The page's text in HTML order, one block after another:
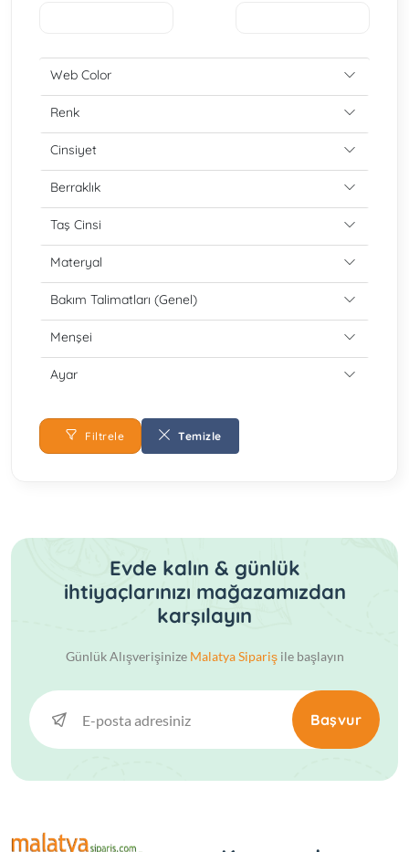
Web Color
Renk
Cinsiyet
Berraklık
Taş Cinsi
Materyal
Bakım Talimatları (Genel)
Menşei
Ayar
Filtrele Temizle
Evde kalın & günlük
ihtiyaçlarınızı mağazamızdan
karşılayın
Günlük Alışverişinize Malatya Siparişile başlayın
Başvur